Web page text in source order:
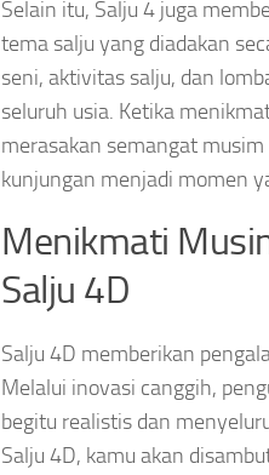
Selain itu, Salju 4 juga
tema salju yang diadakan
seni, aktivitas salju, dan
seluruh usia. Ketika
merasakan semangat
kunjungan menjadi momen
Menikmati
Salju 4D
Salju 4D memberikan
Melalui inovasi canggih,
begitu realistis dan
Salju 4D, kamu akan